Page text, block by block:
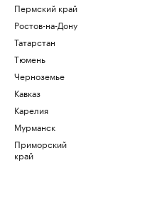
Пермский край
Ростов-на-Дону
Татарстан
Тюмень
Черноземье
Кавказ
Карелия
Мурманск
Приморский
край